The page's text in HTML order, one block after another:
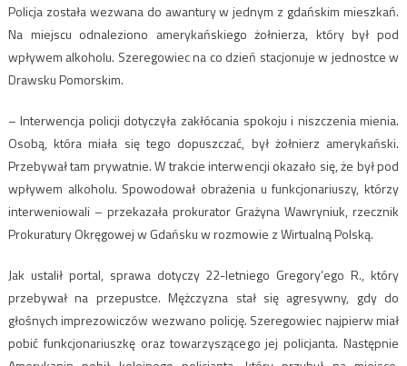
Policja została wezwana do awantury w jednym z gdańskim mieszkań.
Na miejscu odnaleziono amerykańskiego żołnierza, który był pod
wpływem alkoholu. Szeregowiec na co dzień stacjonuje w jednostce w
Drawsku Pomorskim.
– Interwencja policji dotyczyła zakłócania spokoju i niszczenia mienia.
Osobą, która miała się tego dopuszczać, był żołnierz amerykański.
Przebywał tam prywatnie. W trakcie interwencji okazało się, że był pod
wpływem alkoholu. Spowodował obrażenia u funkcjonariuszy, którzy
interweniowali – przekazała prokurator Grażyna Wawryniuk, rzecznik
Prokuratury Okręgowej w Gdańsku w rozmowie z Wirtualną Polską.
Jak ustalił portal, sprawa dotyczy 22-letniego Gregory’ego R., który
przebywał na przepustce. Mężczyzna stał się agresywny, gdy do
głośnych imprezowiczów wezwano policję. Szeregowiec najpierw miał
pobić funkcjonariuszkę oraz towarzyszącego jej policjanta. Następnie